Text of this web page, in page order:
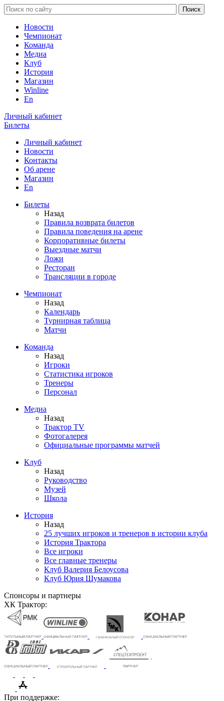
Новости
Чемпионат
Команда
Медиа
Клуб
История
Магазин
Winline
En
Личный кабинет
Билеты
Личный кабинет
Новости
Контакты
Об арене
Магазин
En
Билеты
Назад
Правила возврата билетов
Правила поведения на арене
Корпоративные билеты
Выездные матчи
Ложи
Ресторан
Трансляции в городе
Чемпионат
Назад
Календарь
Турнирная таблица
Матчи
Команда
Назад
Игроки
Статистика игроков
Тренеры
Персонал
Медиа
Назад
Трактор TV
Фотогалерея
Официальные программы матчей
Клуб
Назад
Руководство
Музей
Школа
История
Назад
25 лучших игроков и тренеров в истории клуба
История Трактора
Все игроки
Все главные тренеры
Клуб Валерия Белоусова
Клуб Юрия Шумакова
Спонсоры и партнеры
ХК Трактор:
При поддержке: